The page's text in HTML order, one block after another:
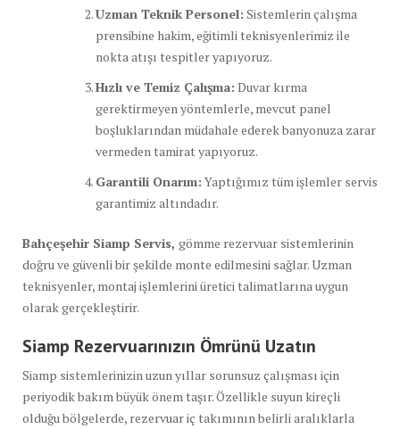
Uzman Teknik Personel: Sistemlerin çalışma
prensibine hakim, eğitimli teknisyenlerimiz ile
nokta atışı tespitler yapıyoruz.
Hızlı ve Temiz Çalışma: Duvar kırma
gerektirmeyen yöntemlerle, mevcut panel
boşluklarından müdahale ederek banyonuza zarar
vermeden tamirat yapıyoruz.
Garantili Onarım: Yaptığımız tüm işlemler servis
garantimiz altındadır.
Bahçeşehir Siamp Servis, gömme rezervuar sistemlerinin
doğru ve güvenli bir şekilde monte edilmesini sağlar. Uzman
teknisyenler, montaj işlemlerini üretici talimatlarına uygun
olarak gerçekleştirir.
Siamp Rezervuarınızın Ömrünü Uzatın
Siamp sistemlerinizin uzun yıllar sorunsuz çalışması için
periyodik bakım büyük önem taşır. Özellikle suyun kireçli
olduğu bölgelerde, rezervuar iç takımının belirli aralıklarla